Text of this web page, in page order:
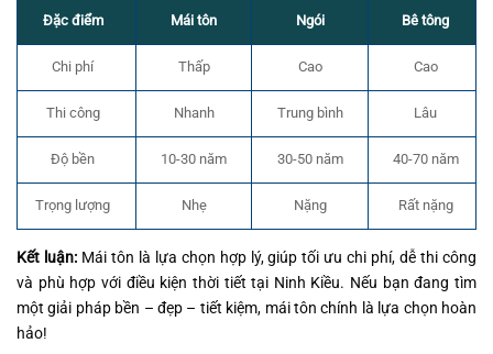
Đặc điểm Mái tôn Ngói Bê tông
Chi phí Thấp Cao Cao
Thi công Nhanh Trung bình Lâu
Độ bền 10-30 năm 30-50 năm 40-70 năm
Trọng lượng Nhẹ Nặng Rất nặng
Kết luận: Mái tôn là lựa chọn hợp lý, giúp tối ưu chi phí, dễ thi công
và phù hợp với điều kiện thời tiết tại Ninh Kiều. Nếu bạn đang tìm
một giải pháp bền – đẹp – tiết kiệm, mái tôn chính là lựa chọn hoàn
hảo!